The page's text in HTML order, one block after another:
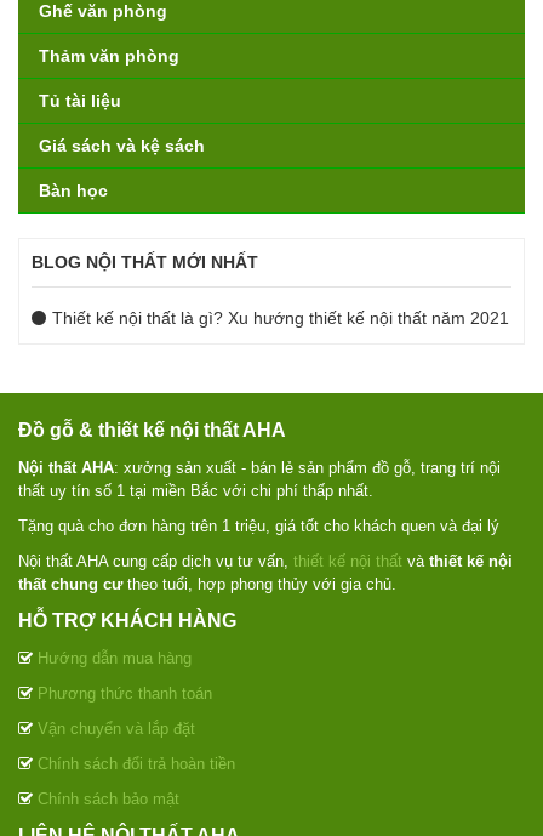
Ghế văn phòng
Thảm văn phòng
Tủ tài liệu
Giá sách và kệ sách
Bàn học
BLOG NỘI THẤT MỚI NHẤT
Thiết kế nội thất là gì? Xu hướng thiết kế nội thất năm 2021
Đồ gỗ & thiết kế nội thất AHA
Nội thất AHA: xưởng sản xuất - bán lẻ sản phẩm đồ gỗ, trang trí nội
thất uy tín số 1 tại miền Bắc với chi phí thấp nhất.
Tặng quà cho đơn hàng trên 1 triệu, giá tốt cho khách quen và đại lý
Nội thất AHA cung cấp dịch vụ tư vấn, thiết kế nội thất và thiết kế nội
thất chung cưtheo tuổi, hợp phong thủy với gia chủ.
HỖ TRỢ KHÁCH HÀNG
Hướng dẫn mua hàng
Phương thức thanh toán
Vận chuyển và lắp đặt
Chính sách đổi trả hoàn tiền
Chính sách bảo mật